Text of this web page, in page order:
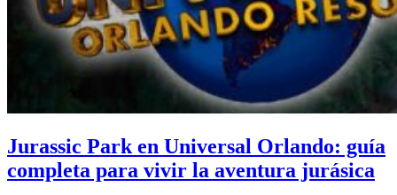
Jurassic Park en Universal Orlando: guía
completa para vivir la aventura jurásica